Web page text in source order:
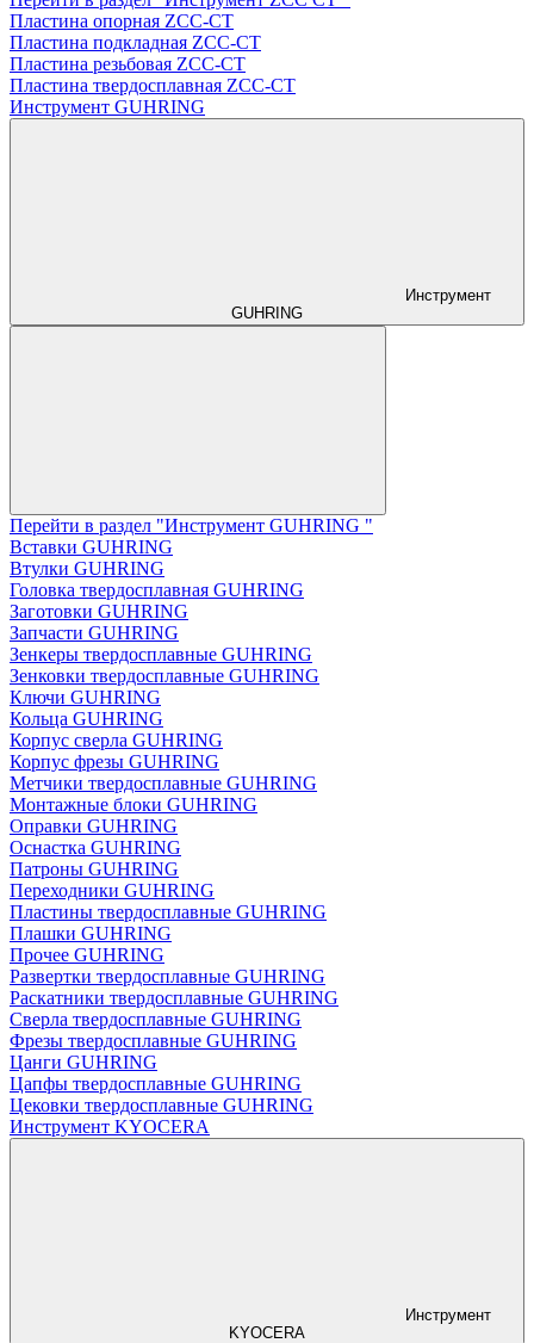
Пластина опорная ZCC-CT
Пластина подкладная ZCC-CT
Пластина резьбовая ZCC-CT
Пластина твердосплавная ZCC-CT
Инструмент GUHRING
Инструмент
GUHRING
Перейти в раздел "Инструмент GUHRING "
Вставки GUHRING
Втулки GUHRING
Головка твердосплавная GUHRING
Заготовки GUHRING
Запчасти GUHRING
Зенкеры твердосплавные GUHRING
Зенковки твердосплавные GUHRING
Ключи GUHRING
Кольца GUHRING
Корпус сверла GUHRING
Корпус фрезы GUHRING
Метчики твердосплавные GUHRING
Монтажные блоки GUHRING
Оправки GUHRING
Оснастка GUHRING
Патроны GUHRING
Переходники GUHRING
Пластины твердосплавные GUHRING
Плашки GUHRING
Прочее GUHRING
Развертки твердосплавные GUHRING
Раскатники твердосплавные GUHRING
Сверла твердосплавные GUHRING
Фрезы твердосплавные GUHRING
Цанги GUHRING
Цапфы твердосплавные GUHRING
Цековки твердосплавные GUHRING
Инструмент KYOCERA
Инструмент
KYOCERA